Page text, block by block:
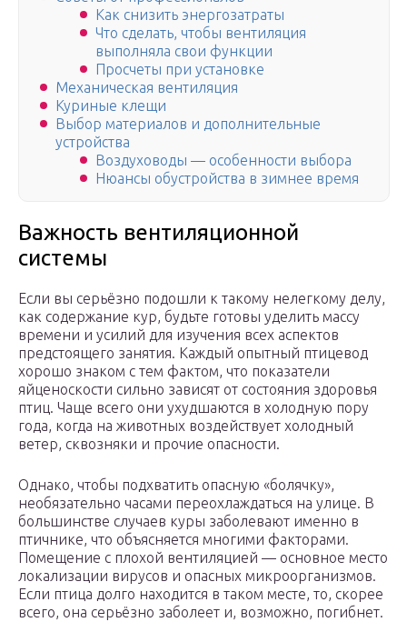
Как снизить энергозатраты
Что сделать, чтобы вентиляция
выполняла свои функции
Просчеты при установке
Механическая вентиляция
Куриные клещи
Выбор материалов и дополнительные
устройства
Воздуховоды — особенности выбора
Нюансы обустройства в зимнее время
Важность вентиляционной
системы
Если вы серьёзно подошли к такому нелегкому делу,
как содержание кур, будьте готовы уделить массу
времени и усилий для изучения всех аспектов
предстоящего занятия. Каждый опытный птицевод
хорошо знаком с тем фактом, что показатели
яйценоскости сильно зависят от состояния здоровья
птиц. Чаще всего они ухудшаются в холодную пору
года, когда на животных воздействует холодный
ветер, сквозняки и прочие опасности.
Однако, чтобы подхватить опасную «болячку»,
необязательно часами переохлаждаться на улице. В
большинстве случаев куры заболевают именно в
птичнике, что объясняется многими факторами.
Помещение с плохой вентиляцией — основное место
локализации вирусов и опасных микроорганизмов.
Если птица долго находится в таком месте, то, скорее
всего, она серьёзно заболеет и, возможно, погибнет.